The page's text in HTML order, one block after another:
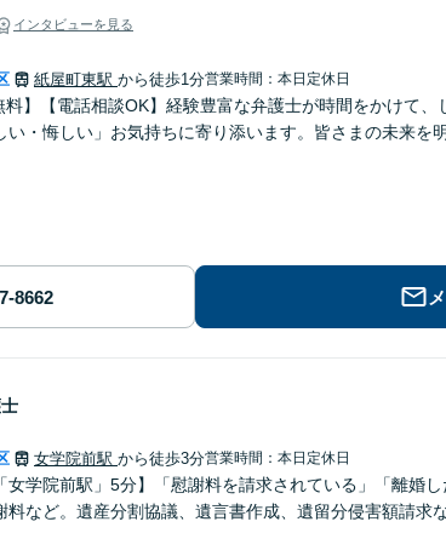
インタビューを見る
紙屋町東駅 から徒歩1分営業時間：本日定休日
料】【電話相談OK】経験豊富な弁護士が時間をかけて
い・悔しい」お気持ちに寄り添います。皆さまの未来を
女学院前駅 から徒歩3分営業時間：本日定休日
女学院前駅」5分】「慰謝料を請求されている」「離婚
料など。遺産分割協議、遺言書作成、遺留分侵害額請求